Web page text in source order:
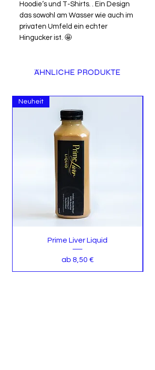
Hoodie‘s und T-Shirts. . Ein Design
das sowohl am Wasser wie auch im
privaten Umfeld ein echter
Hingucker ist. 🤩
ÄHNLICHE PRODUKTE
Neuheit
Prime Liver Liquid
ab 8,50 €
Sale-Preis